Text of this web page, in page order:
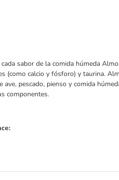
sabor de la comida húmeda Almo
(como calcio y fósforo) y taurina.
pescado, pienso y comida
componentes.